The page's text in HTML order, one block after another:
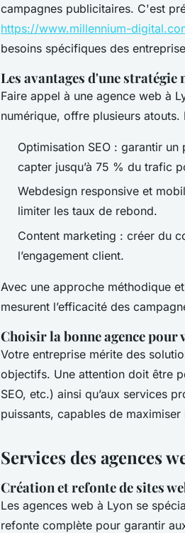
campagnes publicitaires. C'est
https://www.millennium-
besoins spécifiques des
Les avantages d'une stratégie
Faire appel à une agence web à
numérique, offre plusieurs
Optimisation SEO : garantir
capter jusqu’à 75 % du trafic
Webdesign responsive et
limiter les taux de rebond.
Content marketing : créer du
l’engagement client.
Avec une approche méthodique
mesurent l’efficacité des
Choisir la bonne agence pour
Votre entreprise mérite des
objectifs. Une attention doit être
SEO, etc.) ainsi qu’aux services
puissants, capables de maximiser
Services des agences
Création et refonte de sites
Les agences web à Lyon se
refonte complète pour garantir